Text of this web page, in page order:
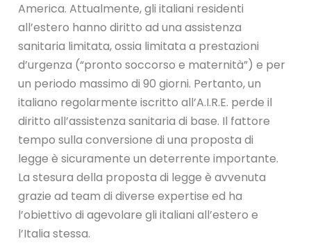
America. Attualmente, gli italiani residenti
all’estero hanno diritto ad una assistenza
sanitaria limitata, ossia limitata a prestazioni
d’urgenza (“pronto soccorso e maternità”) e per
un periodo massimo di 90 giorni. Pertanto, un
italiano regolarmente iscritto all’A.I.R.E. perde il
diritto all’assistenza sanitaria di base. Il fattore
tempo sulla conversione di una proposta di
legge è sicuramente un deterrente importante.
La stesura della proposta di legge è avvenuta
grazie ad team di diverse expertise ed ha
l’obiettivo di agevolare gli italiani all’estero e
l’Italia stessa.